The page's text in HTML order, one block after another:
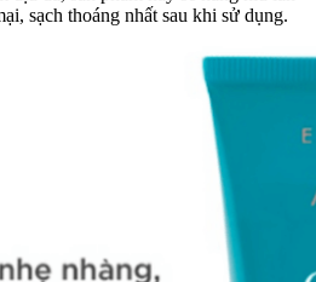
sạch thoáng nhất sau khi sử dụng.